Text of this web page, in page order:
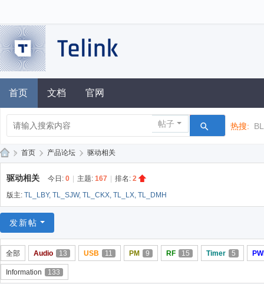
首页 文档 官网
帖子 热搜:
论
坛
» 首页 › 产品论坛 › 驱动相关
驱动相关 今日: 0 主题: 167 排名: 2
版主: TL_LBY, TL_SJW, TL_CKX, TL_LX, TL_DMH
发新帖
全部 Audio 13 USB 11 PM 9 RF 15 Timer 5
Information 133